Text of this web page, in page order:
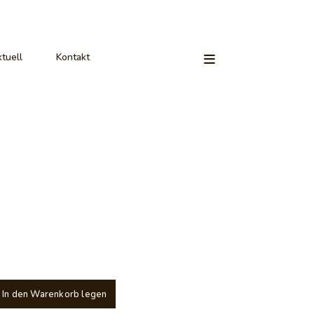
Kontakt
In den Warenkorb legen